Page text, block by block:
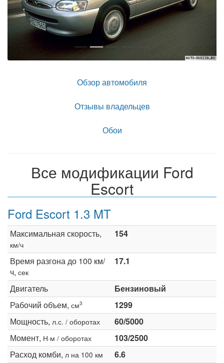
Обзор автомобиля
Отзывы владельцев
Обои
Все модификации Ford
Escort
Ford Escort 1.3 MT
Максимальная скорость,
км/ч
154
Время разгона до 100 км/
ч, сек
17.1
Двигатель
Бензиновый
Рабочий объем, см3
1299
Мощность, л.с. / оборотах
60/5000
Момент, Н·м / оборотах
103/2500
Расход комби, л на 100 км
6.6